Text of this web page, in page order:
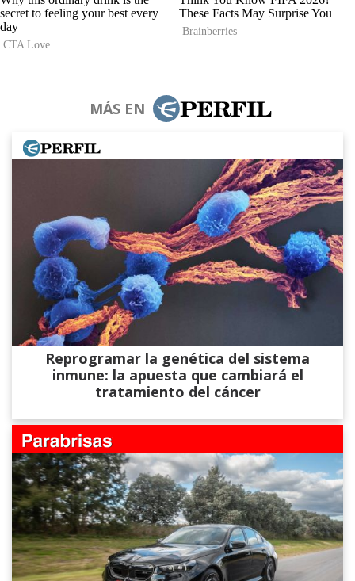
MÁS EN
Reprogramar la genética del sistema
inmune: la apuesta que cambiará el
tratamiento del cáncer